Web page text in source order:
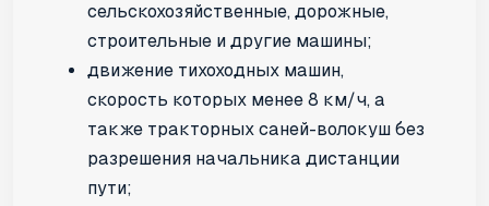
сельскохозяйственные, дорожные,
строительные и другие машины;
движение тихоходных машин,
скорость которых менее 8 км/ч, а
также тракторных саней-волокуш без
разрешения начальника дистанции
пути;